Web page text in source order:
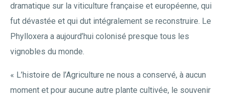
dramatique sur la viticulture française et européenne, qui
fut dévastée et qui dut intégralement se reconstruire. Le
Phylloxera a aujourd’hui colonisé presque tous les
vignobles du monde.
« L’histoire de l’Agriculture ne nous a conservé, à aucun
moment et pour aucune autre plante cultivée, le souvenir